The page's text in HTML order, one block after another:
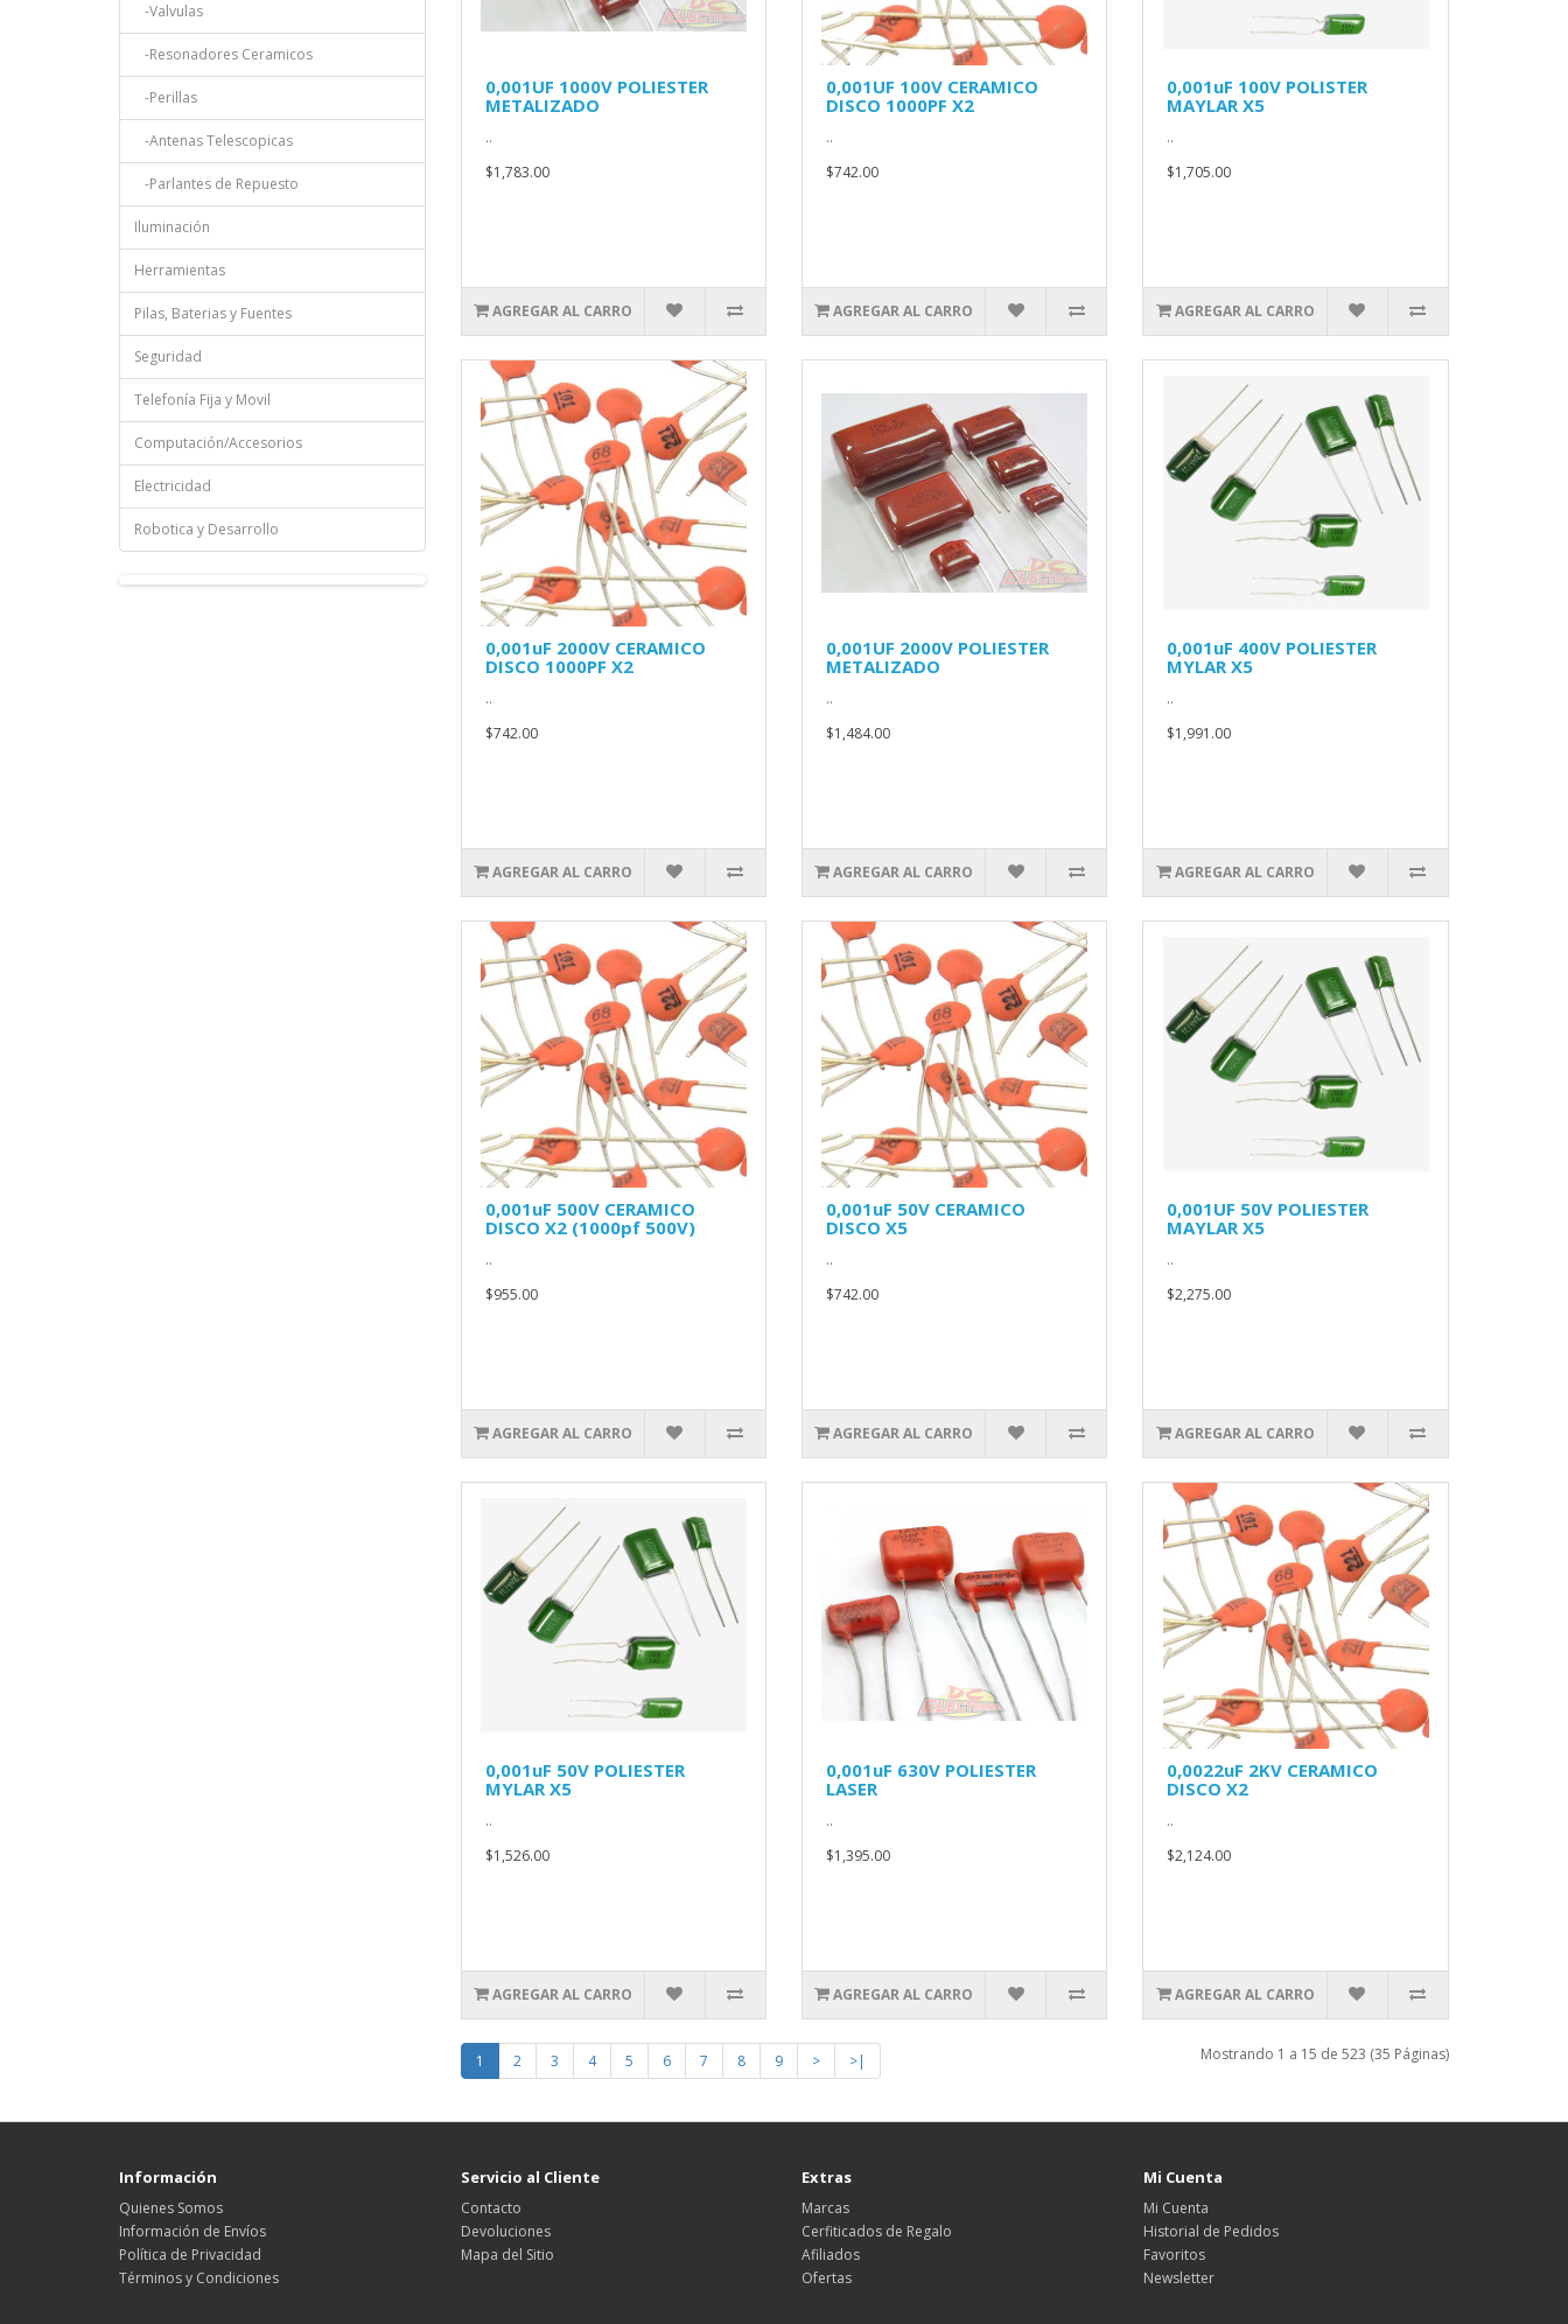
-Valvulas
-Resonadores Ceramicos
-Perillas
-Antenas Telescopicas
-Parlantes de Repuesto
Iluminación
Herramientas
Pilas, Baterias y Fuentes
Seguridad
Telefonía Fija y Movil
Computación/Accesorios
Electricidad
Robotica y Desarrollo
0,001UF 1000V POLIESTER
METALIZADO
..
$1,783.00
AGREGAR AL CARRO
0,001UF 100V CERAMICO
DISCO 1000PF X2
..
$742.00
AGREGAR AL CARRO
0,001uF 100V POLISTER
MAYLAR X5
..
$1,705.00
AGREGAR AL CARRO
0,001uF 2000V CERAMICO
DISCO 1000PF X2
..
$742.00
AGREGAR AL CARRO
0,001UF 2000V POLIESTER
METALIZADO
..
$1,484.00
AGREGAR AL CARRO
0,001uF 400V POLIESTER
MYLAR X5
..
$1,991.00
AGREGAR AL CARRO
0,001uF 500V CERAMICO
DISCO X2 (1000pf 500V)
..
$955.00
AGREGAR AL CARRO
0,001uF 50V CERAMICO
DISCO X5
..
$742.00
AGREGAR AL CARRO
0,001UF 50V POLIESTER
MAYLAR X5
..
$2,275.00
AGREGAR AL CARRO
0,001uF 50V POLIESTER
MYLAR X5
..
$1,526.00
AGREGAR AL CARRO
0,001uF 630V POLIESTER
LASER
..
$1,395.00
AGREGAR AL CARRO
0,0022uF 2KV CERAMICO
DISCO X2
..
$2,124.00
AGREGAR AL CARRO
1 2 3 4 5 6 7 8 9 > >| Mostrando 1 a 15 de 523 (35 Páginas)
Información
Quienes Somos
Información de Envíos
Política de Privacidad
Términos y Condiciones
Servicio al Cliente
Contacto
Devoluciones
Mapa del Sitio
Extras
Marcas
Cerfiticados de Regalo
Afiliados
Ofertas
Mi Cuenta
Mi Cuenta
Historial de Pedidos
Favoritos
Newsletter